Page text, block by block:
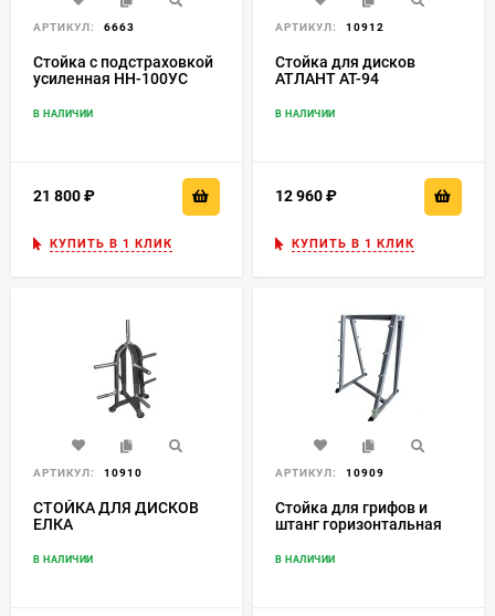
АРТИКУЛ: 6663
Стойка с подстраховкой
усиленная HH-100УС
В НАЛИЧИИ
21 800
КУПИТЬ В 1 КЛИК
АРТИКУЛ: 10912
Стойка для дисков
АТЛАНТ АТ-94
пирамида
В НАЛИЧИИ
12 960
КУПИТЬ В 1 КЛИК
АРТИКУЛ: 10910
СТОЙКА ДЛЯ ДИСКОВ
ЕЛКА
В НАЛИЧИИ
АРТИКУЛ: 10909
Стойка для грифов и
штанг горизонтальная
В НАЛИЧИИ